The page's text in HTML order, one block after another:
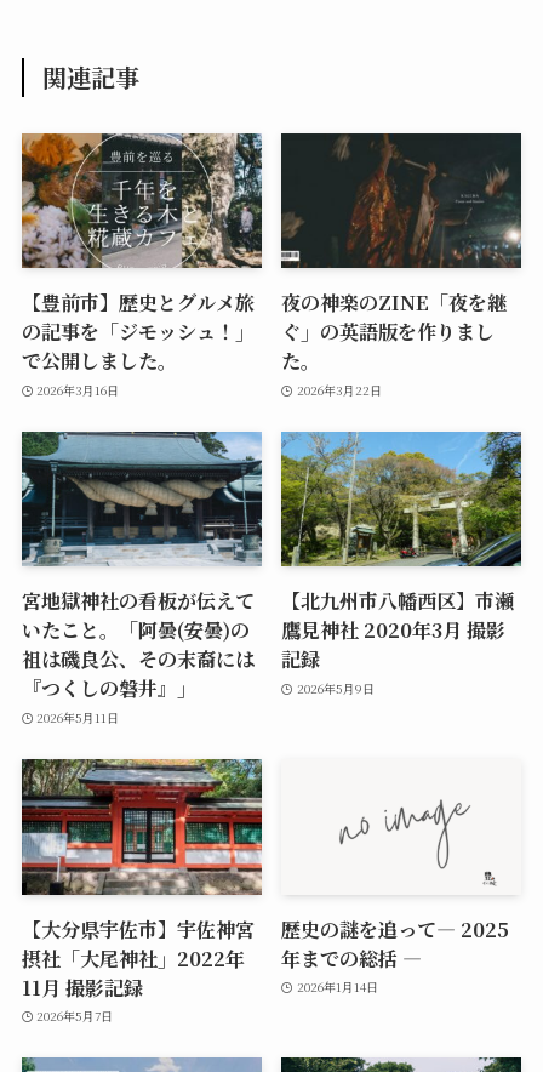
関連記事
【豊前市】歴史とグルメ旅
の記事を「ジモッシュ！」
で公開しました。
2026年3月16日
夜の神楽のZINE「夜を継
ぐ」の英語版を作りまし
た。
2026年3月22日
宮地獄神社の看板が伝えて
いたこと。「阿曇(安曇)の
祖は磯良公、その末裔には
『つくしの磐井』」
2026年5月11日
【北九州市八幡西区】市瀬
鷹見神社 2020年3月 撮影
記録
2026年5月9日
【大分県宇佐市】宇佐神宮
摂社「大尾神社」2022年
11月 撮影記録
2026年5月7日
歴史の謎を追って― 2025
年までの総括 ―
2026年1月14日